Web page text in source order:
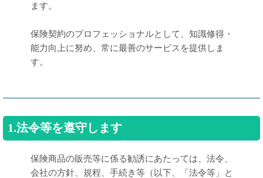
ます。
保険契約のプロフェッショナルとして、知識修得・
能力向上に努め、常に最善のサービスを提供しま
す。
1.法令等を遵守します
保険商品の販売等に係る勧誘にあたっては、法令、
会社の方針、規程、手続き等（以下、「法令等」と